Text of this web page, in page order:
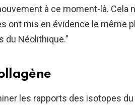
à ce moment-là. Cela
ont mis en évidence le même
Néolithique.’’
les rapports des isotopes